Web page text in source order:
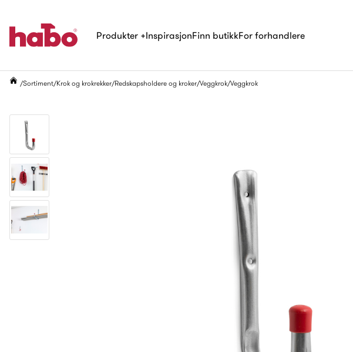
Produkter +InspirasjonFinn butikkFor forhandlere
Sortiment Krok og krokrekker Redskapsholdere og kroker Veggkrok Veggkrok